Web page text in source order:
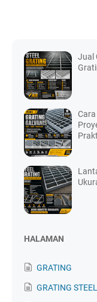
Jual
HALAMAN
GRATING
GRATING STEEL